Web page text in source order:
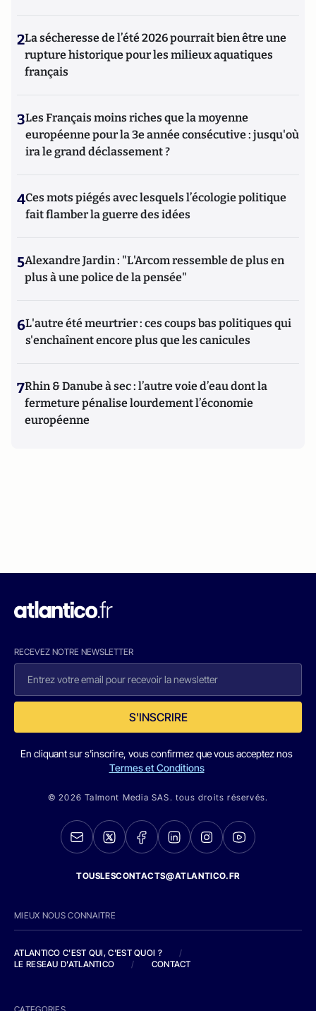
2La sécheresse de l’été 2026 pourrait bien être une
rupture historique pour les milieux aquatiques
français
3Les Français moins riches que la moyenne
européenne pour la 3e année consécutive : jusqu'où
ira le grand déclassement ?
4Ces mots piégés avec lesquels l’écologie politique
fait flamber la guerre des idées
5Alexandre Jardin : "L'Arcom ressemble de plus en
plus à une police de la pensée"
6L'autre été meurtrier : ces coups bas politiques qui
s'enchaînent encore plus que les canicules
7Rhin & Danube à sec : l’autre voie d’eau dont la
fermeture pénalise lourdement l’économie
européenne
RECEVEZ NOTRE NEWSLETTER
S'INSCRIRE
En cliquant sur s'inscrire, vous confirmez que vous acceptez nos
Termes et Conditions
© 2026 Talmont Media SAS. tous droits réservés.
TOUSLESCONTACTS@ATLANTICO.FR
MIEUX NOUS CONNAITRE
ATLANTICO C'EST QUI, C'EST QUOI ?
/
LE RESEAU D'ATLANTICO
/ CONTACT